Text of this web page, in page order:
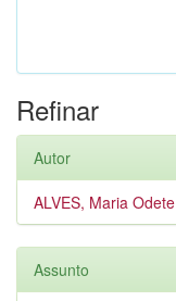
Refinar
Autor
ALVES, Maria Odete
Assunto